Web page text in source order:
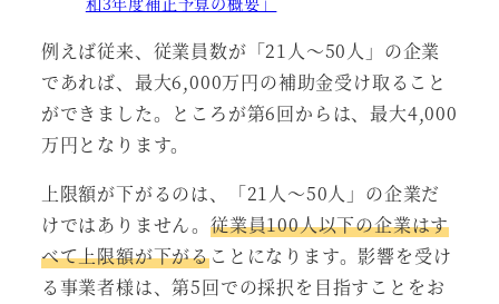
例えば従来、従業員数が「21人～50人」の企業
であれば、最大6,000万円の補助金受け取ること
ができました。ところが第6回からは、最大4,000
万円となります。
上限額が下がるのは、「21人～50人」の企業だ
けではありません。 従業員100人以下の企業はす
べて上限額が下がることになります。影響を受け
る事業者様は、第5回での採択を目指すことをお